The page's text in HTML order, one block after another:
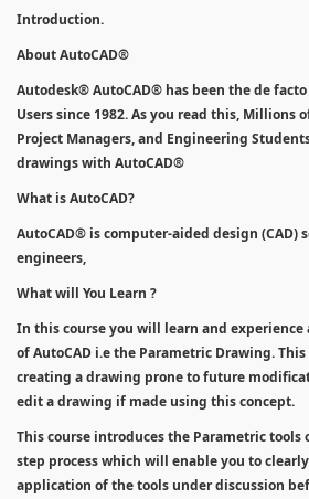
Introduction.
About AutoCAD®
Autodesk® AutoCAD® has been the de
Users since 1982. As you read this, Millions
Project Managers, and Engineering
drawings with AutoCAD®
What is AutoCAD?
AutoCAD® is computer-aided design (CAD)
engineers,
What will You Learn ?
In this course you will learn and experience
of AutoCAD i.e the Parametric Drawing.
creating a drawing prone to future
edit a drawing if made using this concept.
This course introduces the Parametric tools
step process which will enable you to
application of the tools under discussion